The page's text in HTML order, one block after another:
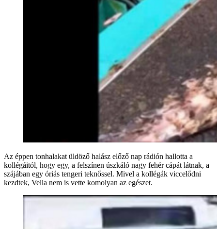
Az éppen tonhalakat üldöző halász előző nap rádión hallotta a
kollégáitól, hogy egy, a felszínen úszkáló nagy fehér cápát látnak, a
szájában egy óriás tengeri teknőssel. Mivel a kollégák viccelődni
kezdtek, Vella nem is vette komolyan az egészet.